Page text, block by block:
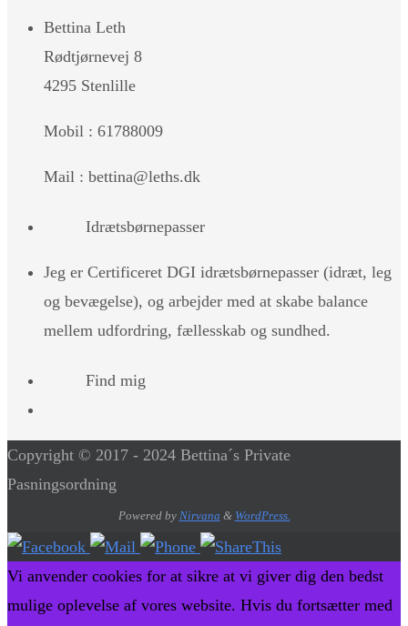
Bettina Leth
Rødtjørnevej 8
4295 Stenlille
Mobil : 61788009
Mail : bettina@leths.dk
Idrætsbørnepasser
Jeg er Certificeret DGI idrætsbørnepasser (idræt, leg
og bevægelse), og arbejder med at skabe balance
mellem udfordring, fællesskab og sundhed.
Find mig
Copyright © 2017 - 2024 Bettina´s Private
Pasningsordning
Powered by Nirvana & WordPress.
Vi anvender cookies for at sikre at vi giver dig den bedst
mulige oplevelse af vores website. Hvis du fortsætter med